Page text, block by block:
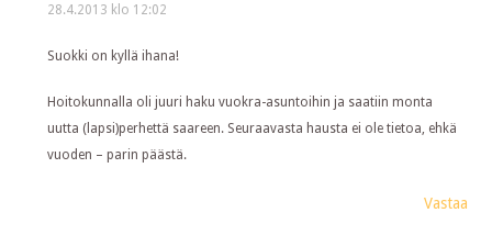
28.4.2013 klo 12:02
Suokki on kyllä ihana!
Hoitokunnalla oli juuri haku vuokra-asuntoihin ja saatiin monta
uutta (lapsi)perhettä saareen. Seuraavasta hausta ei ole tietoa, ehkä
vuoden – parin päästä.
Vastaa